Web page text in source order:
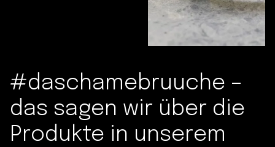
#daschamebruuche –
das sagen wir über die
Produkte in unserem